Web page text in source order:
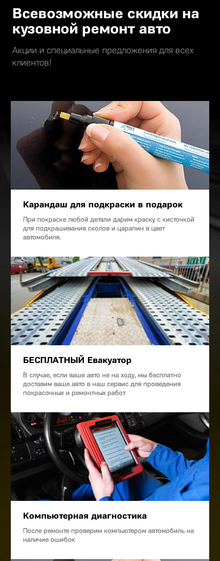
Всевозможные скидки на
кузовной ремонт авто
Акции и специальные предложения для всех
клиентов!
Карандаш для подкраски в подарок
При покраске любой детали дарим краску с кисточкой
для подкрашивания сколов и царапин в цвет
автомобиля.
БЕСПЛАТНЫЙ Евакуатор
В случае, если ваше авто не на ходу, мы бесплатно
доставим ваше авто в наш сервис для проведения
покрасочных и ремонтных работ
Компьютерная диагностика
После ремонте проверим компьютером автомобиль на
наличие ошибок